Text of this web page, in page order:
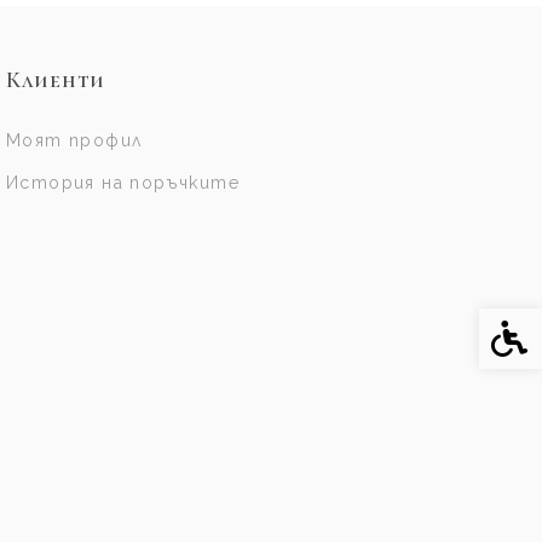
Клиенти
Моят профил
История на поръчките